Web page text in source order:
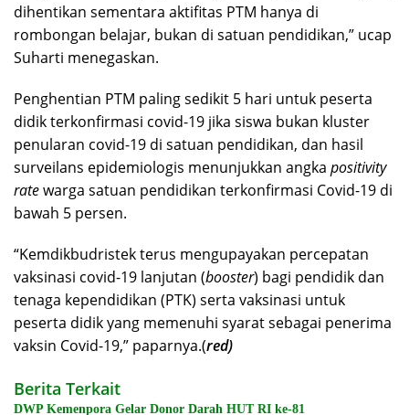
dihentikan sementara aktifitas PTM hanya di
rombongan belajar, bukan di satuan pendidikan,” ucap
Suharti menegaskan.
Penghentian PTM paling sedikit 5 hari untuk peserta
didik terkonfirmasi covid-19 jika siswa bukan kluster
penularan covid-19 di satuan pendidikan, dan hasil
surveilans epidemiologis menunjukkan angka positivity
ratewarga satuan pendidikan terkonfirmasi Covid-19 di
bawah 5 persen.
“Kemdikbudristek terus mengupayakan percepatan
vaksinasi covid-19 lanjutan (booster) bagi pendidik dan
tenaga kependidikan (PTK) serta vaksinasi untuk
peserta didik yang memenuhi syarat sebagai penerima
vaksin Covid-19,” paparnya.(red)
Berita Terkait
DWP Kemenpora Gelar Donor Darah HUT RI ke-81